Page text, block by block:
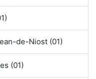
de-Niost (01)
(01)